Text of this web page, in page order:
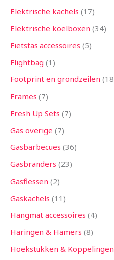
Elektrische kachels 17
Elektrische koelboxen 34
Fietstas accessoires 5
Flightbag 1
Footprint en grondzeilen 18
Frames 7
Fresh Up Sets 7
Gas overige 7
Gasbarbecues 36
Gasbranders 23
Gasflessen 2
Gaskachels 11
Hangmat accessoires 4
Haringen & Hamers 8
Hoekstukken & Koppelingen